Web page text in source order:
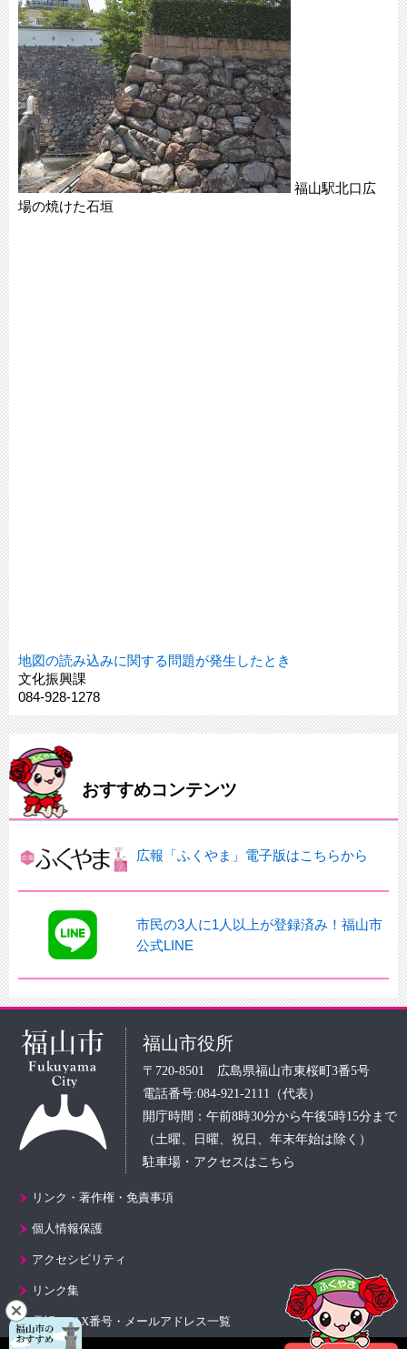
福山駅北口広
場の焼けた石垣
地図の読み込みに関する問題が発生したとき
文化振興課
084-928-1278
おすすめコンテンツ
広報「ふくやま」電子版はこちらから
市民の3人に1人以上が登録済み！福山市
公式LINE
福山市役所
〒720-8501 広島県福山市東桜町3番5号
電話番号:084-921-2111（代表）
開庁時間：午前8時30分から午後5時15分まで
（土曜、日曜、祝日、年末年始は除く）
駐車場・アクセスはこちら
リンク・著作権・免責事項
個人情報保護
アクセシビリティ
リンク集
電話・FAX番号・メールアドレス一覧